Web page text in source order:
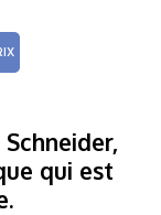
qui est